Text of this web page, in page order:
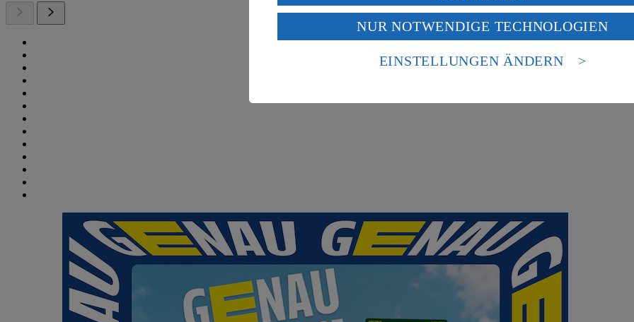
Wenn du auf „Aktivieren“ klickst, willigst du im Sinne des Art. 49 Abs. 1 Satz 1 lit.
ein, dass deine Daten in den USA verarbeitet werden. Der EuGH sieht die USA als
einem nach europäischen Standards nicht angemessenen Datenschutzniveau an. Es
Risiko eines Zugriffs durch US-amerikanische Behörden.
NUR NOTWENDIGE TECHNOLOGIEN
EINSTELLUNGEN ÄNDERN